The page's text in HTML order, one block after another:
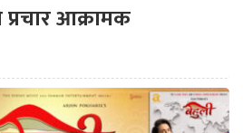
आक्रामक